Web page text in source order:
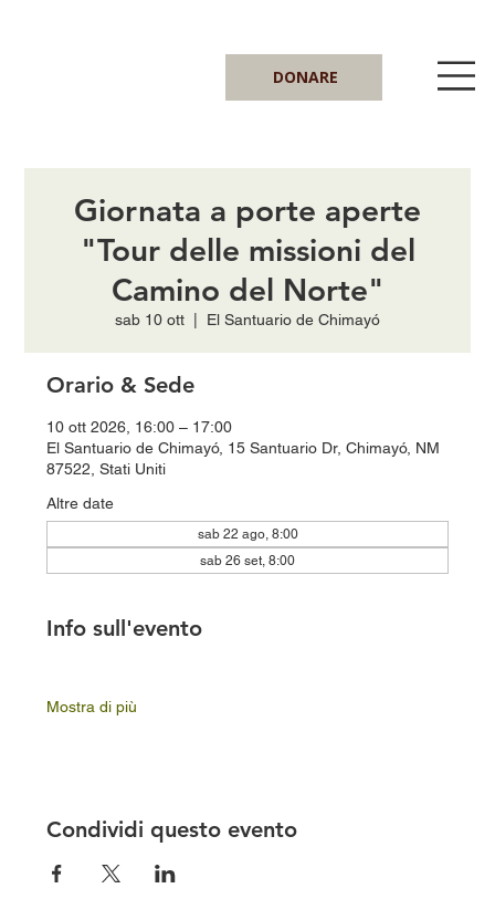
DONARE
Giornata a porte aperte
"Tour delle missioni del
Camino del Norte"
sab 10 ott El Santuario de Chimayó
Orario & Sede
10 ott 2026, 16:00 – 17:00
El Santuario de Chimayó, 15 Santuario Dr, Chimayó, NM
87522, Stati Uniti
Altre date
sab 22 ago, 8:00
sab 26 set, 8:00
Info sull'evento
Mostra di più
Condividi questo evento